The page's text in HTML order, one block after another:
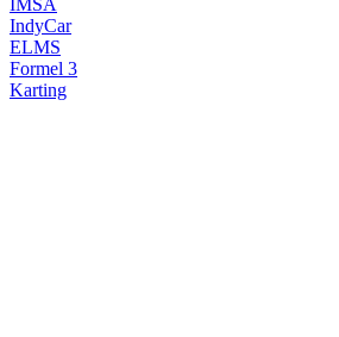
IMSA
IndyCar
ELMS
Formel 3
Karting